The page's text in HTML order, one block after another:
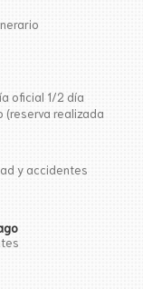
oficial 1/2 día
(reserva realizada
y accidentes